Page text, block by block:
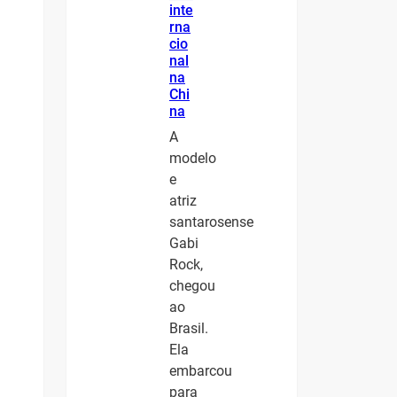
inte
rna
cio
nal
na
Chi
na
A
modelo
e
atriz
santarosense
Gabi
Rock,
chegou
ao
Brasil.
Ela
embarcou
para